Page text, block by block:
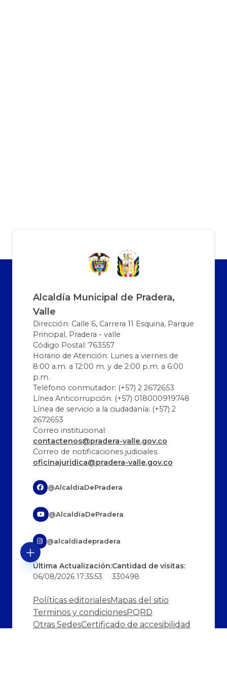
Alcaldía Municipal de Pradera,
Valle
Dirección: Calle 6, Carrera 11 Esquina, Parque
Principal, Pradera - valle
Código Postal: 763557
Horario de Atención: Lunes a viernes de
8:00 a.m. a 12:00 m. y de 2:00 p.m. a 6:00
p.m.
Teléfono conmutador: (+57) 2 2672653
Línea Anticorrupción: (+57) 018000919748
Línea de servicio a la ciudadanía: (+57) 2
2672653
Correo institucional:
contactenos@pradera-valle.gov.co
Correo de notificaciones judiciales:
oficinajuridica@pradera-valle.gov.co
@AlcaldiaDePradera
@AlcaldíaDePradera
@alcaldiadepradera
Última Actualización:
06/08/2026 17:35:53
Cantidad de visitas:
330498
Políticas editorialesMapas del sitio
Terminos y condicionesPQRD
Otras SedesCertificado de accesibilidad